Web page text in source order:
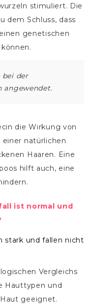
stimuliert. Die
dem Schluss, dass
genetischen
bei der
angewendet.
die Wirkung von
natürlichen
Haaren. Eine
hilft auch, eine
ist normal und
stark und fallen nicht
Vergleichs
Hauttypen und
geeignet.